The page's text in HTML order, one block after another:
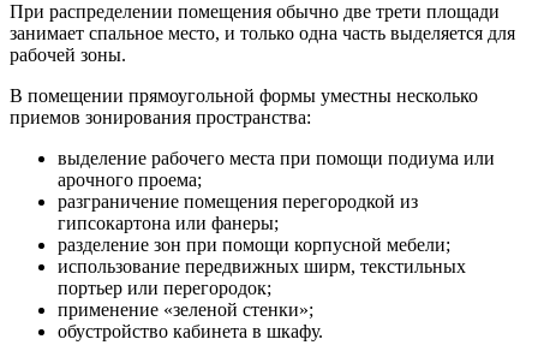
При распределении помещения обычно две трети площади
занимает спальное место, и только одна часть выделяется для
рабочей зоны.
В помещении прямоугольной формы уместны несколько
приемов зонирования пространства:
выделение рабочего места при помощи подиума или
арочного проема;
разграничение помещения перегородкой из
гипсокартона или фанеры;
разделение зон при помощи корпусной мебели;
использование передвижных ширм, текстильных
портьер или перегородок;
применение «зеленой стенки»;
обустройство кабинета в шкафу.